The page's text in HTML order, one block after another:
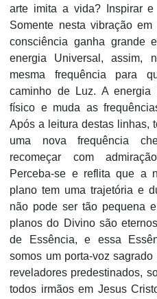
arte imita a vida? Inspirar e
Somente nesta vibração
consciência ganha grande
energia Universal, assim,
mesma frequência para
caminho de Luz. A
físico e muda as
Após a leitura destas linhas,
uma nova frequência
recomeçar com
Perceba-se e reflita que a
plano tem uma trajetória e
não pode ser tão pequena
planos do Divino são
de Essência, e essa
somos um porta-voz
reveladores predestinados,
todos irmãos em Jesus